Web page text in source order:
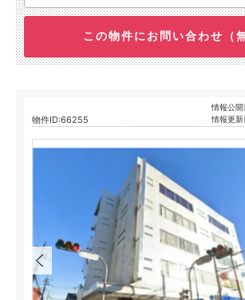
この物件にお問い合わせ（
物件ID:66255
情報公
情報更